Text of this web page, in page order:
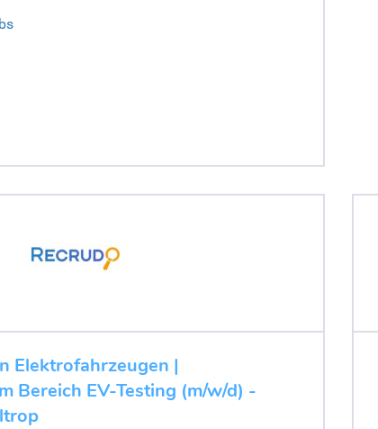
Elektrofahrzeugen |
Bereich EV-Testing (m/w/d) -